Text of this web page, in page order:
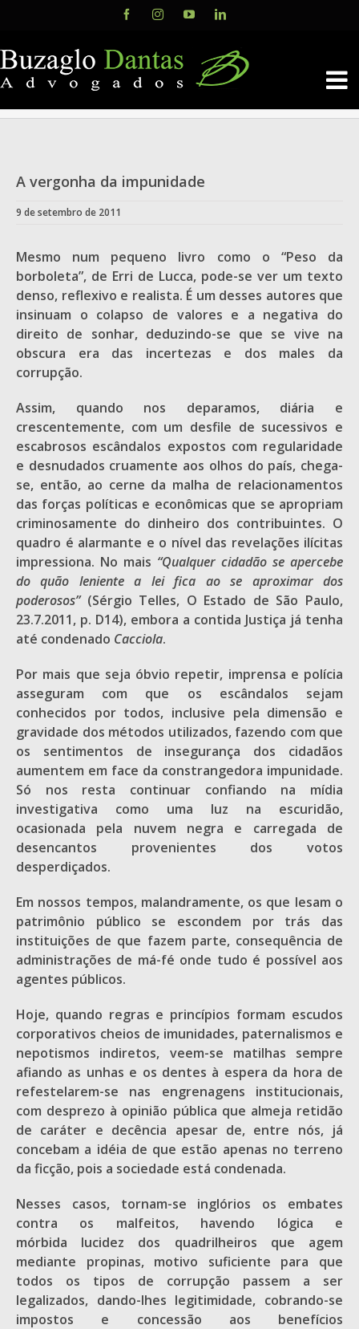
content
FacebookInstagramYouTubeLinkedIn
A vergonha da impunidade
9 de setembro de 2011
Mesmo num pequeno livro como o “Peso da
borboleta”, de Erri de Lucca, pode-se ver um texto
denso, reflexivo e realista. É um desses autores que
insinuam o colapso de valores e a negativa do
direito de sonhar, deduzindo-se que se vive na
obscura era das incertezas e dos males da
corrupção.
Assim, quando nos deparamos, diária e
crescentemente, com um desfile de sucessivos e
escabrosos escândalos expostos com regularidade
e desnudados cruamente aos olhos do país, chega-
se, então, ao cerne da malha de relacionamentos
das forças políticas e econômicas que se apropriam
criminosamente do dinheiro dos contribuintes. O
quadro é alarmante e o nível das revelações ilícitas
impressiona. No mais “Qualquer cidadão se apercebe
do quão leniente a lei fica ao se aproximar dos
poderosos”(Sérgio Telles, O Estado de São Paulo,
23.7.2011, p. D14), embora a contida Justiça já tenha
até condenado Cacciola.
Por mais que seja óbvio repetir, imprensa e polícia
asseguram com que os escândalos sejam
conhecidos por todos, inclusive pela dimensão e
gravidade dos métodos utilizados, fazendo com que
os sentimentos de insegurança dos cidadãos
aumentem em face da constrangedora impunidade.
Só nos resta continuar confiando na mídia
investigativa como uma luz na escuridão,
ocasionada pela nuvem negra e carregada de
desencantos provenientes dos votos
desperdiçados.
Em nossos tempos, malandramente, os que lesam o
patrimônio público se escondem por trás das
instituições de que fazem parte, consequência de
administrações de má-fé onde tudo é possível aos
agentes públicos.
Hoje, quando regras e princípios formam escudos
corporativos cheios de imunidades, paternalismos e
nepotismos indiretos, veem-se matilhas sempre
afiando as unhas e os dentes à espera da hora de
refestelarem-se nas engrenagens institucionais,
com desprezo à opinião pública que almeja retidão
de caráter e decência apesar de, entre nós, já
concebam a idéia de que estão apenas no terreno
da ficção, pois a sociedade está condenada.
Nesses casos, tornam-se inglórios os embates
contra os malfeitos, havendo lógica e
mórbida lucidez dos quadrilheiros que agem
mediante propinas, motivo suficiente para que
todos os tipos de corrupção passem a ser
legalizados, dando-lhes legitimidade, cobrando-se
impostos e concessão aos benefícios